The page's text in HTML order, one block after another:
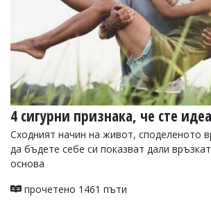
4 сигурни признака, че сте
Сходният начин на живот, споделеното
да бъдете себе си показват дали
основа
прочетено 1461 пъти